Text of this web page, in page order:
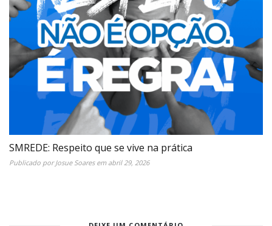
SMREDE: Respeito que se vive na prática
Publicado porJosue Soaresem abril 29, 2026